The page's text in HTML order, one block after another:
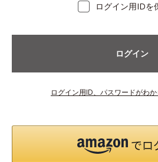
ログイン用IDを
ログイン
ログイン用ID、パスワードがわ